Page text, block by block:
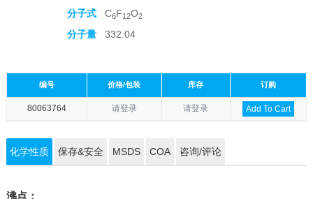
分子式
C6F12O2
分子量 332.04
编号 价格/包装 库存 订购
80063764 请登录 请登录 Add To Cart
化学性质 保存&安全 MSDS COA 咨询/评论
沸点：